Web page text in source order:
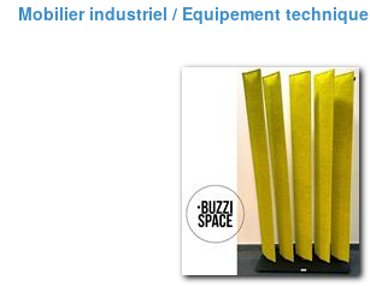
Mobilier industriel / Equipement technique